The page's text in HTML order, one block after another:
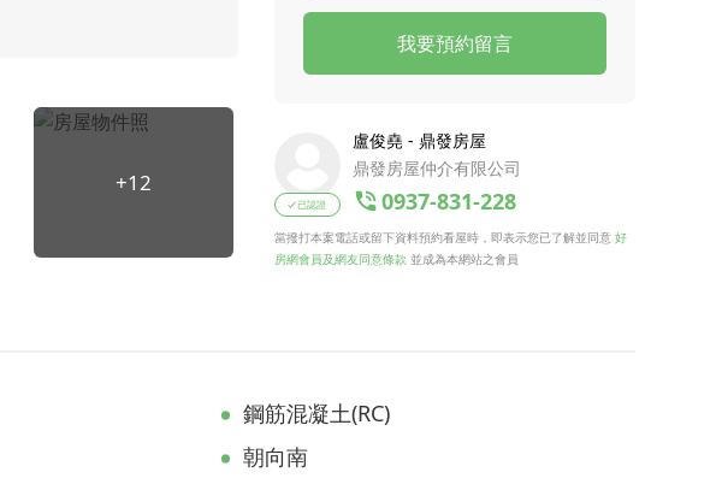
+12
我要預約留言
已認證
盧俊堯 - 鼎發房屋
鼎發房屋仲介有限公司
0937-831-228
當撥打本案電話或留下資料預約看屋時，即表示您已了解並同意 好
房網會員及網友同意條款 並成為本網站之會員
鋼筋混凝土(RC)
朝向南